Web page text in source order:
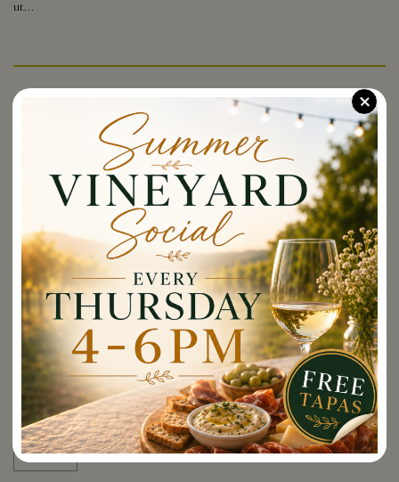
ut...
Pickup Party: Saturday Sept 19th 11:30am - 1:30pm
Pickup Party: Sunday Sept 20th 11:30am - 1:30pm
Pickup Party: Saturday Sept 26th 11:30am - 1:30pm
+